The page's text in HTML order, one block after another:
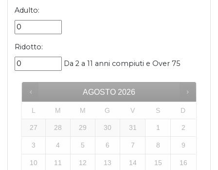
Adulto:
Ridotto:
Da 2 a 11 anni compiuti e Over 75
AGOSTO 2026
L M M G V S D
27 28 29 30 31 1 2
3 4 5 6 7 8 9
10 11 12 13 14 15 16